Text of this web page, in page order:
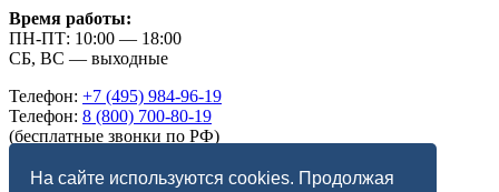
На сайте используются cookies. Продолжая
Время работы:
ПН-ПТ: 10:00 — 18:00
СБ, ВС — выходные
Телефон: +7 (495) 984-96-19
Телефон: 8 (800) 700-80-19
(бесплатные звонки по РФ)
Max:romanov_motors